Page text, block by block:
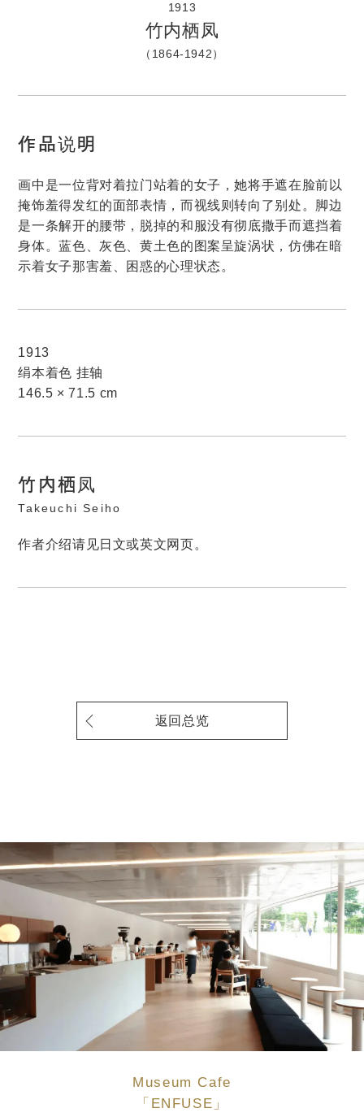
1913
竹内栖凤
（1864-1942）
作品说明
画中是一位背对着拉门站着的女子，她将手遮在脸前以
掩饰羞得发红的面部表情，而视线则转向了别处。脚边
是一条解开的腰带，脱掉的和服没有彻底撒手而遮挡着
身体。蓝色、灰色、黄土色的图案呈旋涡状，仿佛在暗
示着女子那害羞、困惑的心理状态。
1913
绢本着色 挂轴
146.5 × 71.5 cm
竹内栖凤
Takeuchi Seiho
作者介绍请见日文或英文网页。
返回总览
Museum Cafe
「ENFUSE」